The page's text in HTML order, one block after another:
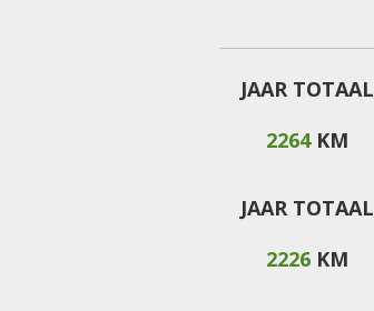
JAAR TOTAAL
2264KM
JAAR TOTAAL
2226 KM